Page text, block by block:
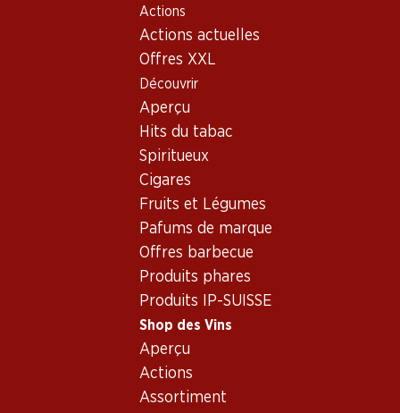
Actions
Actions actuelles
Offres XXL
Découvrir
Aperçu
Hits du tabac
Spiritueux
Cigares
Fruits et Légumes
Pafums de marque
Offres barbecue
Produits phares
Produits IP-SUISSE
Shop des Vins
Aperçu
Actions
Assortiment
Shop des Vins
Italie
Toscane
Carpineto Chianti Classico DOCG
Recto Verso